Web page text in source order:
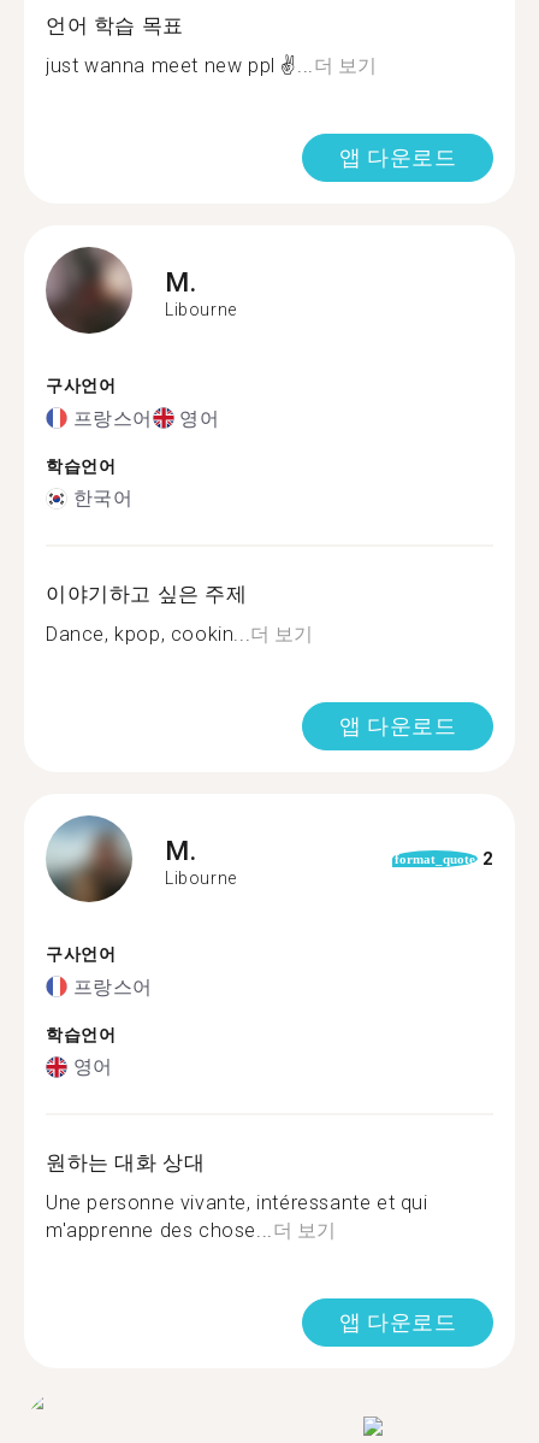
언어 학습 목표
just wanna meet new ppl ✌...더 보기
앱 다운로드
M.
Libourne
구사언어
프랑스어 영어
학습언어
한국어
이야기하고 싶은 주제
Dance, kpop, cookin...더 보기
앱 다운로드
M.
Libourne
format_quote 2
구사언어
프랑스어
학습언어
영어
원하는 대화 상대
Une personne vivante, intéressante et qui
m'apprenne des chose...더 보기
앱 다운로드